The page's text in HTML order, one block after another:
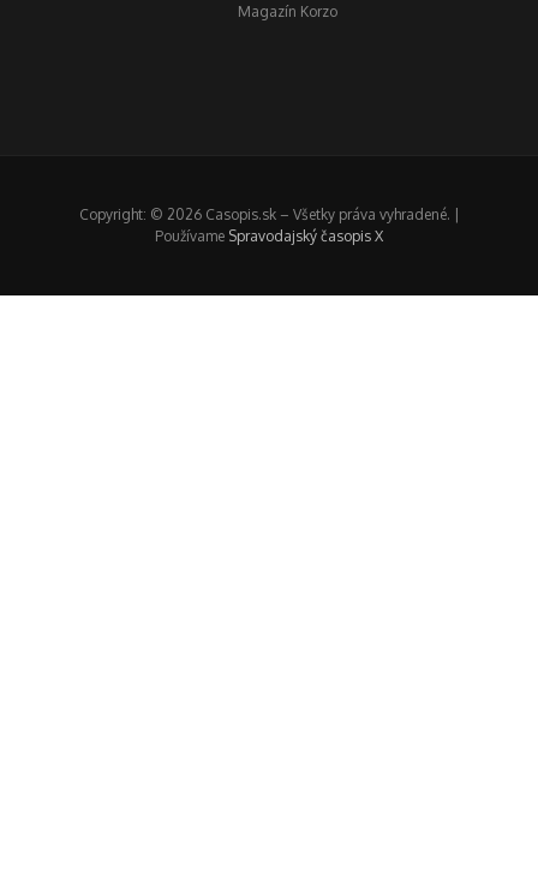
Magazín Korzo
Copyright: © 2026 Casopis.sk – Všetky práva vyhradené. |
Používame Spravodajský časopis X